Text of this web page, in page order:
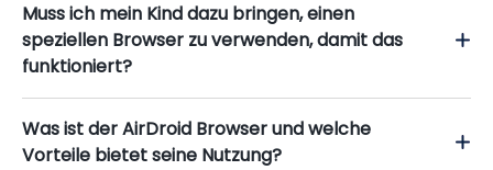
Muss ich mein Kind dazu bringen, einen
speziellen Browser zu verwenden, damit das
funktioniert?
Was ist der AirDroid Browser und welche
Vorteile bietet seine Nutzung?